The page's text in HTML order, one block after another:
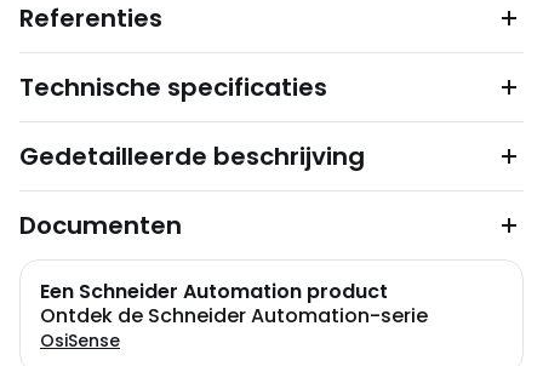
Referenties
Technische specificaties
Gedetailleerde beschrijving
Documenten
Een Schneider Automation product
Ontdek de Schneider Automation-serie
OsiSense